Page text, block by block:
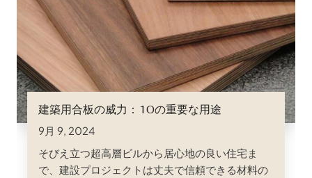
建築用合板の威力：10の重要な用途
9月 9, 2024
そびえ立つ超高層ビルから居心地の良い住宅ま
で、建設プロジェクトは丈夫で信頼できる材料の